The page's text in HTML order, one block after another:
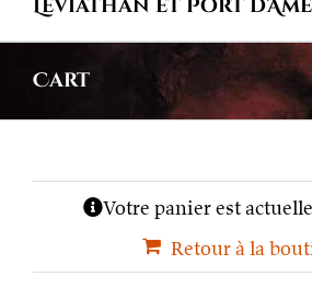
Léviathan et Port
Cart
Votre panier est
Retour à la